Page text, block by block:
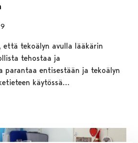
että tekoälyn avulla lääkärin
tehostaa ja
parantaa entisestään ja tekoälyn
käytössä…